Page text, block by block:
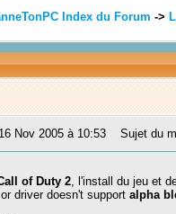
Index du Forum ->
Nov 2005 à 10:53 Sujet du
of Duty 2, l'install du jeu et
driver doesn't supportalpha